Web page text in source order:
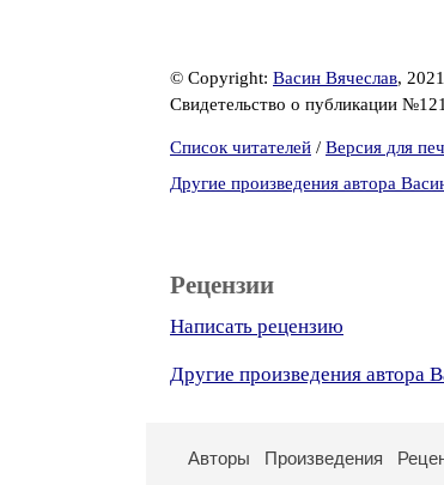
© Copyright: Васин Вячеслав, 2021
Свидетельство о публикации
Список читателей / Версия для
Другие произведения автора
Рецензии
Написать рецензию
Другие произведения автора
Авторы Произведения